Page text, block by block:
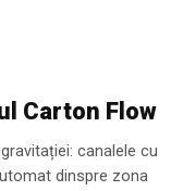
Carton Flow
canalele cu
dinspre zona